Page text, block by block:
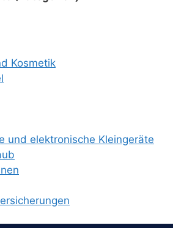
Kosmetik
und elektronische Kleingeräte